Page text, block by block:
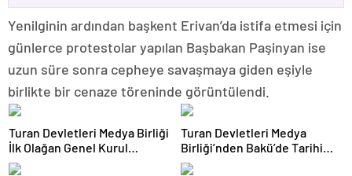
Yenilginin ardından başkent Erivan’da istifa etmesi için
günlerce protestolar yapılan Başbakan Paşinyan ise
uzun süre sonra cepheye savaşmaya giden eşiyle
birlikte bir cenaze töreninde görüntülendi.
Turan Devletleri Medya Birliği
İlk Olağan Genel Kurul
Toplantısını Gerçekleştirdi
Turan Devletleri Medya
Birliği’nden Bakü’de Tarihi
Adım